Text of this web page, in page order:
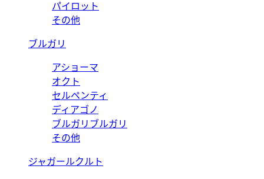
パイロット
その他
ブルガリ
アショーマ
オクト
セルペンティ
ディアゴノ
ブルガリブルガリ
その他
ジャガールクルト